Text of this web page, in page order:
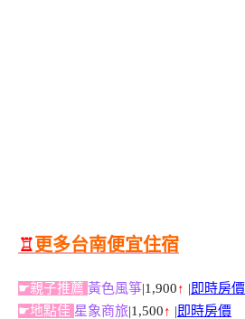
♖ 更多台南便宜住宿
☛親子推薦 黃色風箏|1,900↑ |即時房價
☛地點佳 星象商旅|1,500↑ |即時房價